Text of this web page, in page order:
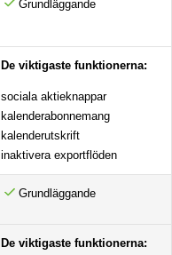
Grundläggande
De viktigaste funktionerna:
sociala aktieknappar
kalenderabonnemang
kalenderutskrift
inaktivera exportflöden
Grundläggande
De viktigaste funktionerna: